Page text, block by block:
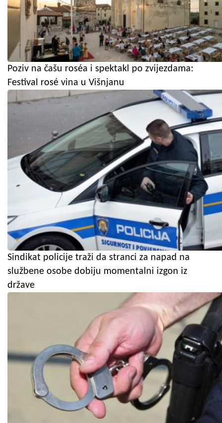
Poziv na čašu roséa i spektakl po zvijezdama:
Festival rosé vina u Višnjanu
Sindikat policije traži da stranci za napad na
službene osobe dobiju momentalni izgon iz
države